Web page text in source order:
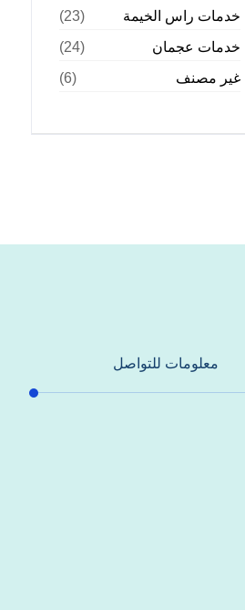
خدمات راس الخيمة
(23)
خدمات عجمان
(24)
غير مصنف
(6)
معلومات للتواصل